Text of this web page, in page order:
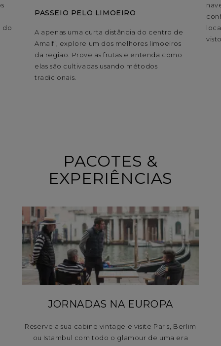
PASSEIO PELO LIMOEIRO
A apenas uma curta distância do centro de
Amalfi, explore um dos melhores limoeiros
da região. Prove as frutas e entenda como
elas são cultivadas usando métodos
tradicionais.
do
PACOTES &
EXPERIÊNCIAS
JORNADAS NA EUROPA
Reserve a sua cabine vintage e visite Paris, Berlim
ou Istambul com todo o glamour de uma era